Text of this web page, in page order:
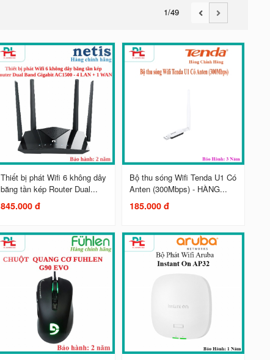
1/49
Thiết bị phát Wifi 6 không dây
băng tần kép Router Dual...
845.000 đ
Bộ thu sóng Wifi Tenda U1 Có
Anten (300Mbps) - HÀNG...
185.000 đ